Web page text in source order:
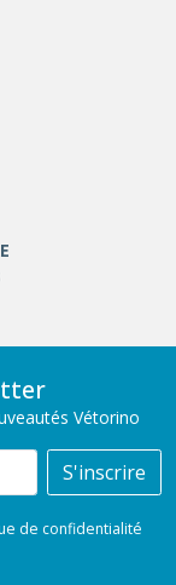
Vétorino
S'inscrire
de confidentialité